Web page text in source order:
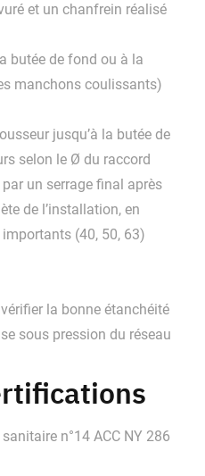
et un chanfrein réalisé
butée de fond ou à la
manchons coulissants)
jusqu’à la butée de
selon le Ø du raccord
un serrage final après
de l’installation, en
(40, 50, 63)
la bonne étanchéité
sous pression du réseau
n°14 ACC NY 286